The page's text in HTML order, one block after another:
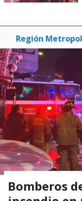
Región
Bomberos